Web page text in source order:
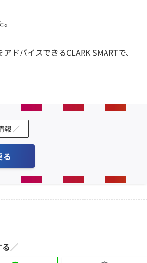
ドバイスできるCLARK SMARTで、
報 ／
る